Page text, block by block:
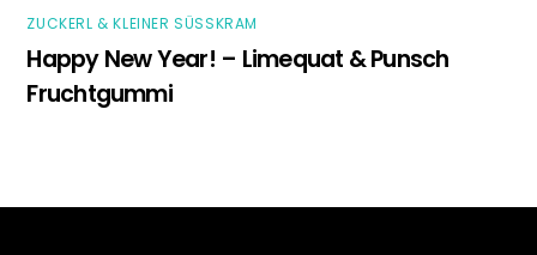
ZUCKERL & KLEINER SÜSSKRAM
Happy New Year! – Limequat & Punsch
Fruchtgummi